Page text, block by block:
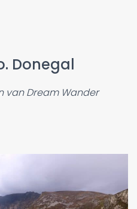
Donegal
van Dream Wander